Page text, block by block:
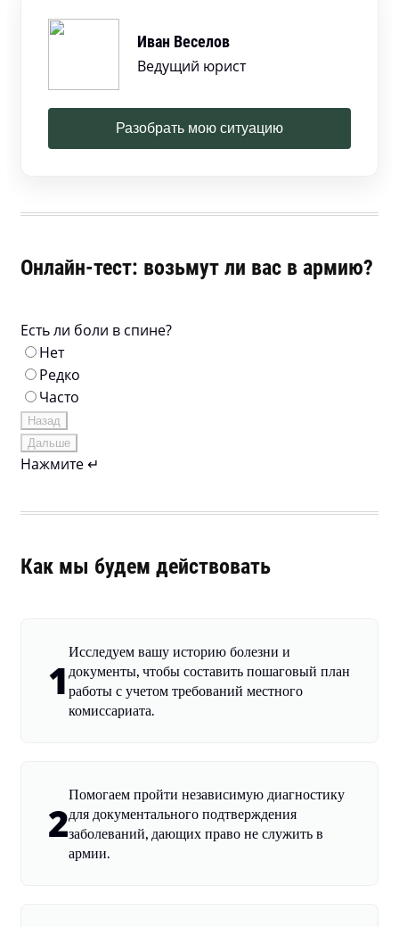
Иван Веселов
Ведущий юрист
Разобрать мою ситуацию
Онлайн-тест: возьмут ли вас в армию?
Есть ли боли в спине?
Нет
Редко
Часто
Назад
Дальше
Нажмите ↵
Как мы будем действовать
1
Исследуем вашу историю болезни и
документы, чтобы составить пошаговый план
работы с учетом требований местного
комиссариата.
2
Помогаем пройти независимую диагностику
для документального подтверждения
заболеваний, дающих право не служить в
армии.